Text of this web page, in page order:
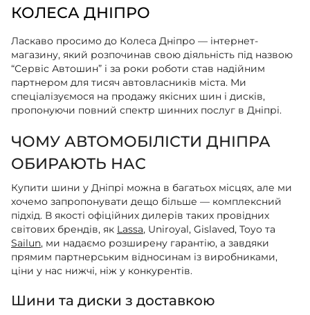
КОЛЕСА ДНІПРО
Ласкаво просимо до Колеса Дніпро — інтернет-
магазину, який розпочинав свою діяльність під назвою
“Сервіс Автошин” і за роки роботи став надійним
партнером для тисяч автовласників міста. Ми
спеціалізуємося на продажу якісних шин і дисків,
пропонуючи повний спектр шинних послуг в Дніпрі.
ЧОМУ АВТОМОБІЛІСТИ ДНІПРА
ОБИРАЮТЬ НАС
Купити шини у Дніпрі можна в багатьох місцях, але ми
хочемо запропонувати дещо більше — комплексний
підхід. В якості офіційних дилерів таких провідних
світових брендів, як Lassa, Uniroyal, Gislaved, Toyo та
Sailun, ми надаємо розширену гарантію, а завдяки
прямим партнерським відносинам із виробниками,
ціни у нас нижчі, ніж у конкурентів.
Шини та диски з доставкою